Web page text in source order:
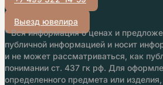
Выезд ювелира
* Вся информация о ценах и
публичной информацией и носит
и не может рассматриваться, как
понимании ст. 437 гк рф. Для
определенного предмета или